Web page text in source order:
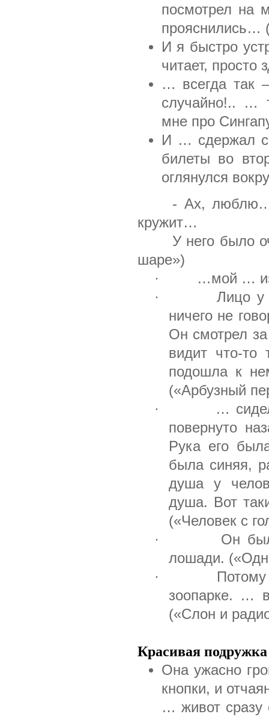
посмотрел на
прояснились…
И я быстро
читает, просто
… всегда так
случайно!.. …
мне про
И … сдержал
билеты во
оглянулся
- Ах, люблю…
кружит…
У него было
шаре»)
· …мой …
· Лицо у
ничего не
Он смотрел
видит что-
подошла к
(«Арбузный
· … сидел,
повернуто
Рука его
была синяя,
душа у
душа. Вот
(«Человек с
· Он был
лошади.
· Потому
зоопарке. …
(«Слон и
Красивая
Она ужасно
кнопки, и
… живот